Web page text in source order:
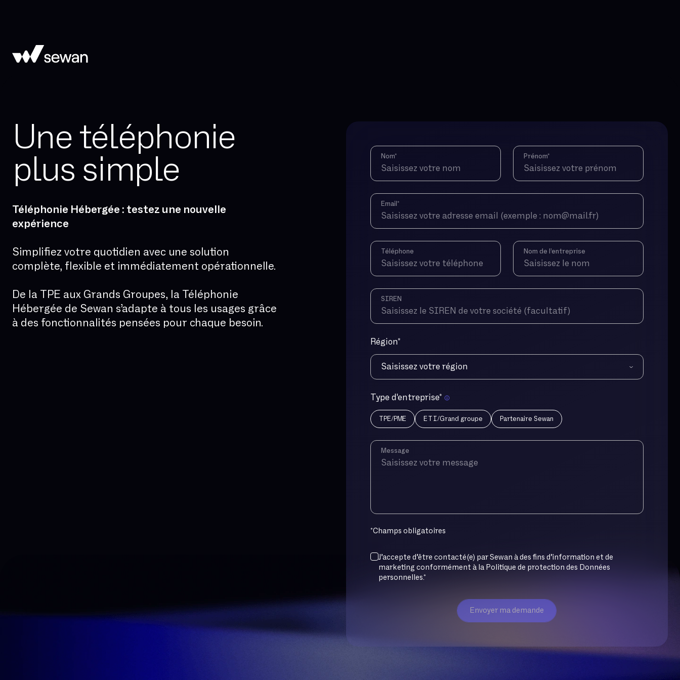
Une téléphonie
plus simple
Téléphonie Hébergée : testez une nouvelle
expérience
Simplifiez votre quotidien avec une solution
complète, flexible et immédiatement opérationnelle.
De la TPE aux Grands Groupes, la Téléphonie
Hébergée de Sewan s’adapte à tous les usages grâce
à des fonctionnalités pensées pour chaque besoin.
Ne pas remplir ce champ
Nom* Prénom*
Email *
Téléphone Nom de l’entreprise
SIREN
Région*
Saisissez votre région
Ile-de-France
Nord-Est
Sud-Est
Nord-Ouest
Type d'entreprise*
TPE/PME ETI/Grand groupe Partenaire Sewan
Message
*Champs obligatoires
J’accepte d’être contacté(e) par Sewan à des fins d’information et de
marketing conformément à la Politique de protection des Données
personnelles.*
Envoyer ma demande